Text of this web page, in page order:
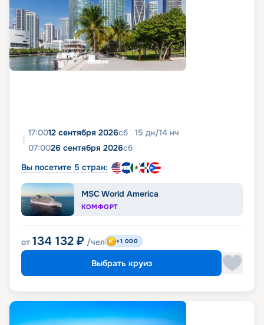
17:0012 сентября 2026сб 15 дн/14 нч
07:0026 сентября 2026сб
Вы посетите 5 стран:
MSC World America
КОМФОРТ
от 134 132 ₽ /чел +1 000
Выбрать круиз